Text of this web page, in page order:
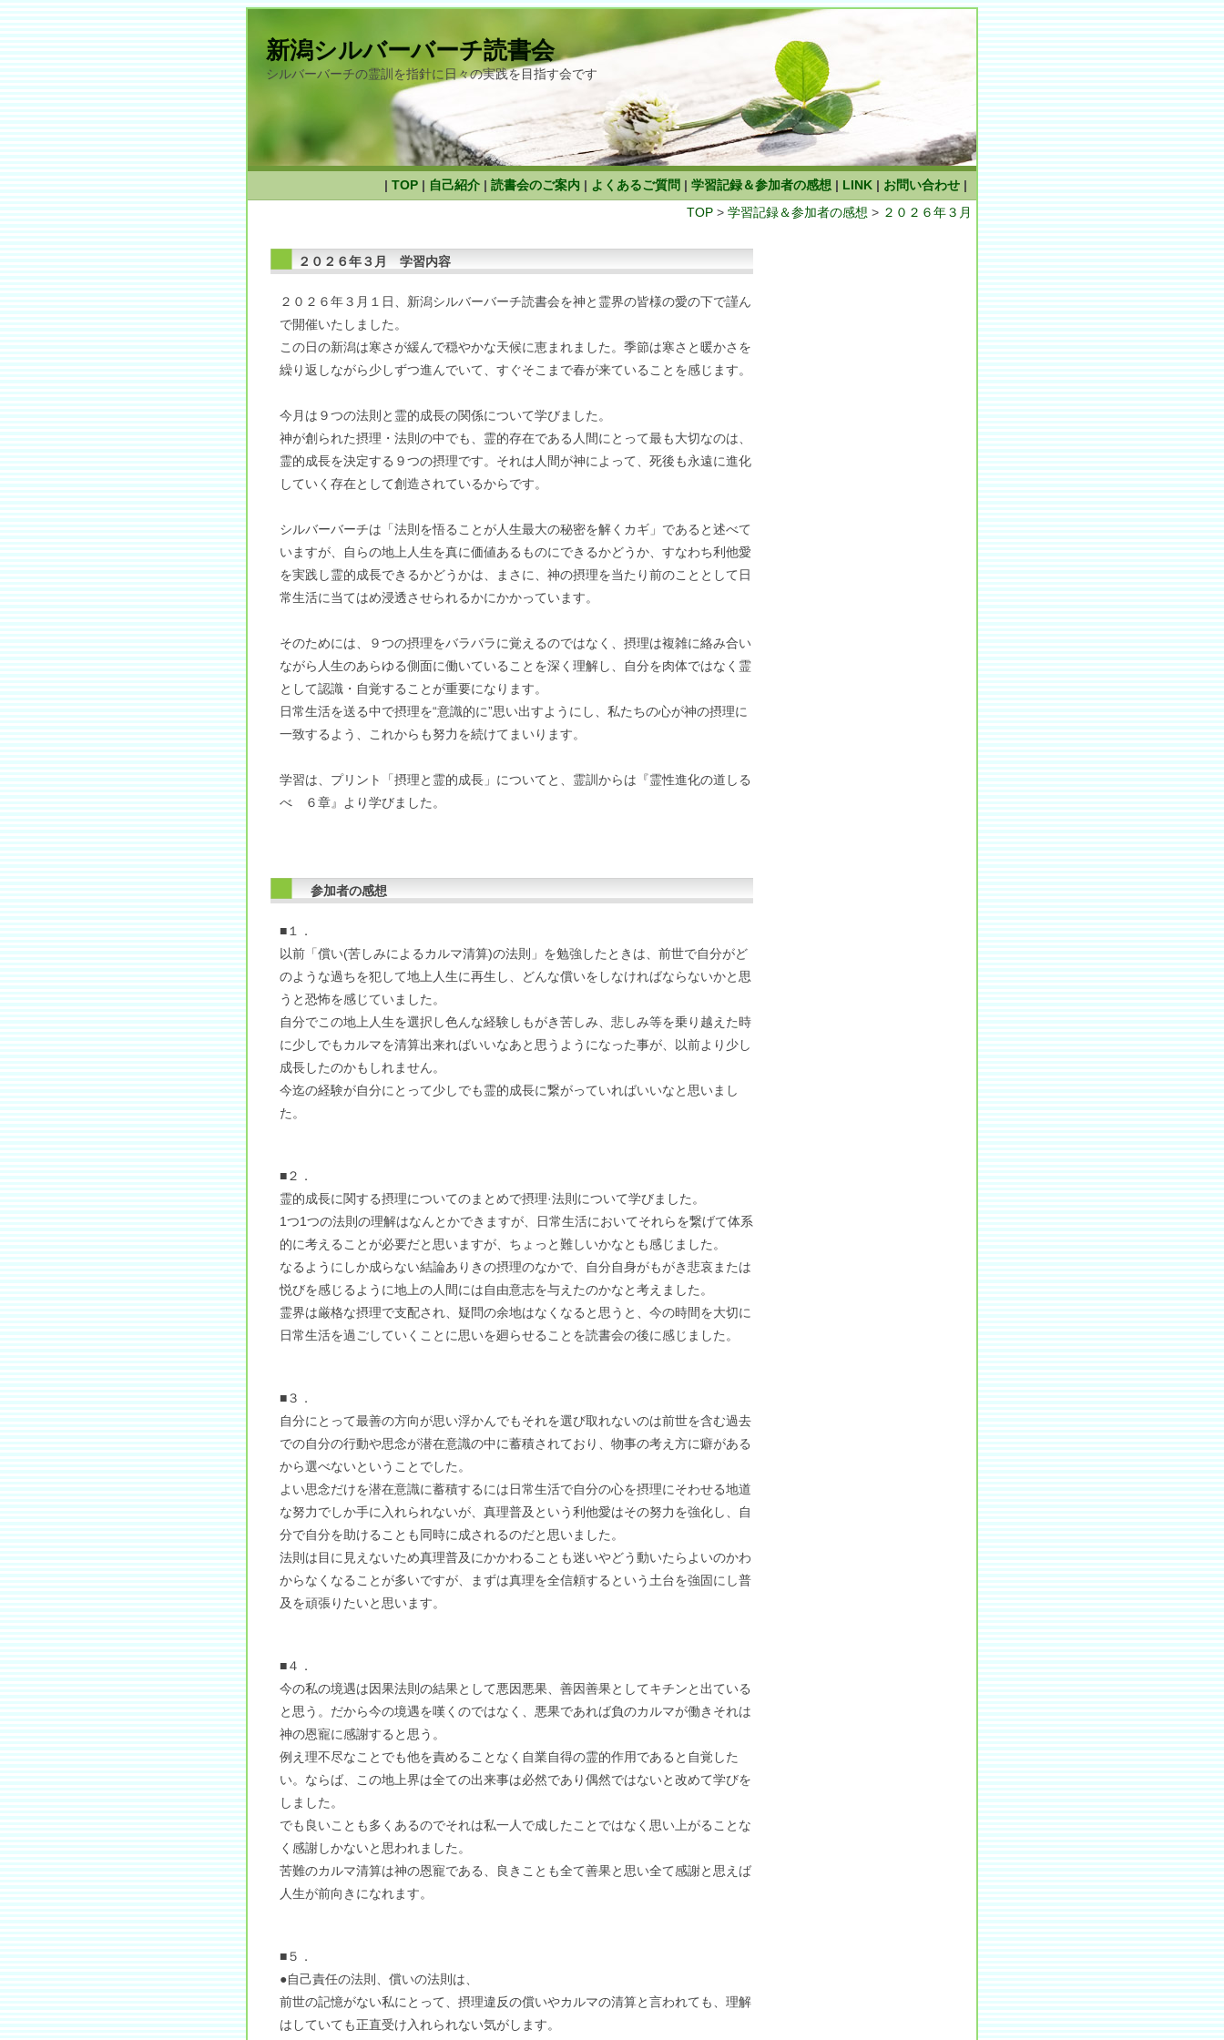
新潟シルバーバーチ読書会
シルバーバーチの霊訓を指針に日々の実践を目指す会です
| TOP | 自己紹介 | 読書会のご案内 | よくあるご質問 | 学習記録＆参加者の感想 | LINK | お問い合わせ |
TOP > 学習記録＆参加者の感想 > ２０２６年３月
２０２６年３月 学習内容
２０２６年３月１日、新潟シルバーバーチ読書会を神と霊界の皆様の愛の下で謹ん
で開催いたしました。
この日の新潟は寒さが緩んで穏やかな天候に恵まれました。季節は寒さと暖かさを
繰り返しながら少しずつ進んでいて、すぐそこまで春が来ていることを感じます。
今月は９つの法則と霊的成長の関係について学びました。
神が創られた摂理・法則の中でも、霊的存在である人間にとって最も大切なのは、
霊的成長を決定する９つの摂理です。それは人間が神によって、死後も永遠に進化
していく存在として創造されているからです。
シルバーバーチは「法則を悟ることが人生最大の秘密を解くカギ」であると述べて
いますが、自らの地上人生を真に価値あるものにできるかどうか、すなわち利他愛
を実践し霊的成長できるかどうかは、まさに、神の摂理を当たり前のこととして日
常生活に当てはめ浸透させられるかにかかっています。
そのためには、９つの摂理をバラバラに覚えるのではなく、摂理は複雑に絡み合い
ながら人生のあらゆる側面に働いていることを深く理解し、自分を肉体ではなく霊
として認識・自覚することが重要になります。
日常生活を送る中で摂理を“意識的に”思い出すようにし、私たちの心が神の摂理に
一致するよう、これからも努力を続けてまいります。
学習は、プリント「摂理と霊的成長」についてと、霊訓からは『霊性進化の道しる
べ ６章』より学びました。
参加者の感想
■１．
以前「償い(苦しみによるカルマ清算)の法則」を勉強したときは、前世で自分がど
のような過ちを犯して地上人生に再生し、どんな償いをしなければならないかと思
うと恐怖を感じていました。
自分でこの地上人生を選択し色んな経験しもがき苦しみ、悲しみ等を乗り越えた時
に少しでもカルマを清算出来ればいいなあと思うようになった事が、以前より少し
成長したのかもしれません。
今迄の経験が自分にとって少しでも霊的成長に繋がっていればいいなと思いまし
た。
■２．
霊的成長に関する摂理についてのまとめで摂理·法則について学びました。
1つ1つの法則の理解はなんとかできますが、日常生活においてそれらを繋げて体系
的に考えることが必要だと思いますが、ちょっと難しいかなとも感じました。
なるようにしか成らない結論ありきの摂理のなかで、自分自身がもがき悲哀または
悦びを感じるように地上の人間には自由意志を与えたのかなと考えました。
霊界は厳格な摂理で支配され、疑問の余地はなくなると思うと、今の時間を大切に
日常生活を過ごしていくことに思いを廻らせることを読書会の後に感じました。
■３．
自分にとって最善の方向が思い浮かんでもそれを選び取れないのは前世を含む過去
での自分の行動や思念が潜在意識の中に蓄積されており、物事の考え方に癖がある
から選べないということでした。
よい思念だけを潜在意識に蓄積するには日常生活で自分の心を摂理にそわせる地道
な努力でしか手に入れられないが、真理普及という利他愛はその努力を強化し、自
分で自分を助けることも同時に成されるのだと思いました。
法則は目に見えないため真理普及にかかわることも迷いやどう動いたらよいのかわ
からなくなることが多いですが、まずは真理を全信頼するという土台を強固にし普
及を頑張りたいと思います。
■４．
今の私の境遇は因果法則の結果として悪因悪果、善因善果としてキチンと出ている
と思う。だから今の境遇を嘆くのではなく、悪果であれば負のカルマが働きそれは
神の恩寵に感謝すると思う。
例え理不尽なことでも他を責めることなく自業自得の霊的作用であると自覚した
い。ならば、この地上界は全ての出来事は必然であり偶然ではないと改めて学びを
しました。
でも良いことも多くあるのでそれは私一人で成したことではなく思い上がることな
く感謝しかないと思われました。
苦難のカルマ清算は神の恩寵である、良きことも全て善果と思い全て感謝と思えば
人生が前向きになれます。
■５．
●自己責任の法則、償いの法則は、
前世の記憶がない私にとって、摂理違反の償いやカルマの清算と言われても、理解
はしていても正直受け入れられない気がします。